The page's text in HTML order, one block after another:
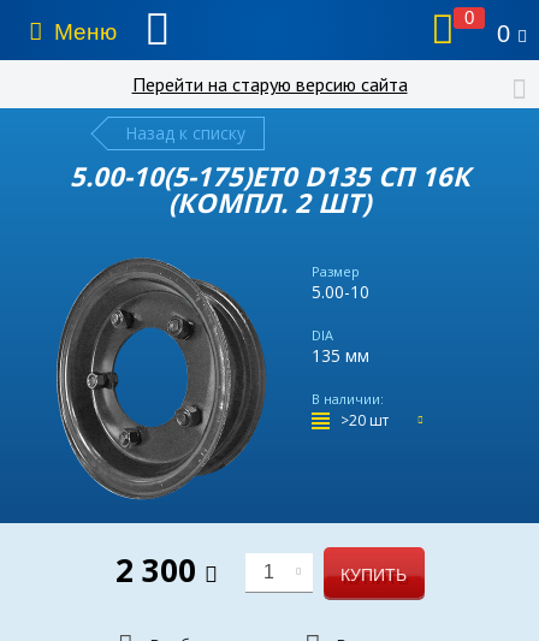
Меню
0
0
Перейти на старую версию сайта
Назад к списку
5.00-10(5-175)ET0 D135 СП 16К
(КОМПЛ. 2 ШТ)
Размер
5.00-10
DIA
135 мм
В наличии:
>20 шт
2 300 1 КУПИТЬ